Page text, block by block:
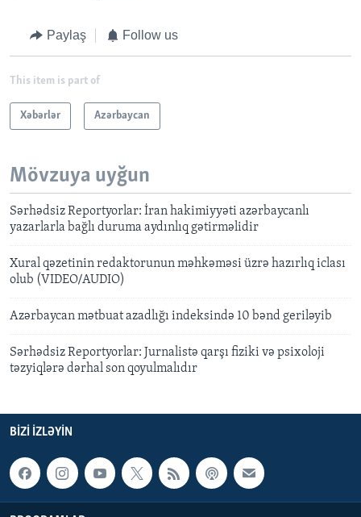
Paylaş Follow us
This item is part of
Xəbərlər Azərbaycan
Mövzuya uyğun
Sərhədsiz Reportyorlar: İran hakimiyyəti azərbaycanlı
yazarlarla bağlı duruma aydınlıq gətirməlidir
Xural qəzetinin redaktorunun məhkəməsi üzrə hazırlıq iclası
olub (VIDEO/AUDIO)
Azərbaycan mətbuat azadlığı indeksində 10 bənd geriləyib
Sərhədsiz Reportyorlar: Jurnalistə qarşı fiziki və psixoloji
təzyiqlərə dərhal son qoyulmalıdır
BIZI IZLƏYIN